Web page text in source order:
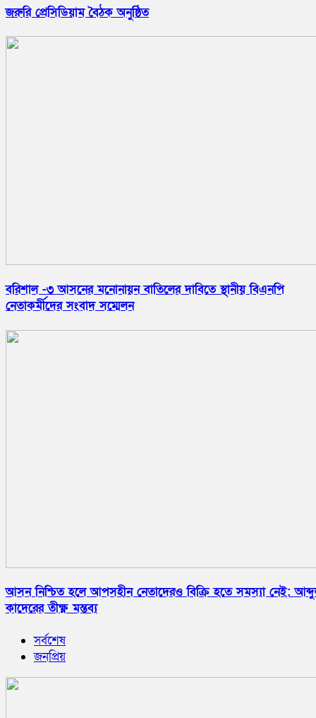
জরুরি প্রেসিডিয়াম বৈঠক অনুষ্ঠিত
বরিশাল -৩ আসনের মনোনায়ন বাতিলের দাবিতে স্থানীয় বিএনপি
নেতাকর্মীদের সংবাদ সম্মেলন
আসন নিশ্চিত হলে আপসহীন নেতাদেরও বিক্রি হতে সমস্যা নেই:
কাদেরের তীক্ষ্ণ মন্তব্য
সর্বশেষ
জনপ্রিয়